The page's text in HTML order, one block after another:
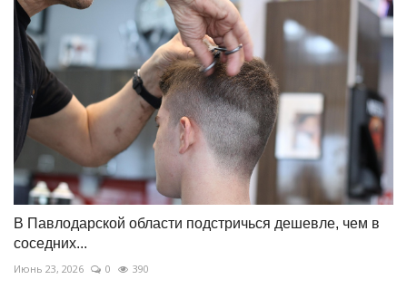
В Павлодарской области подстричься дешевле, чем в
соседних...
Июнь 23, 2026 0 390